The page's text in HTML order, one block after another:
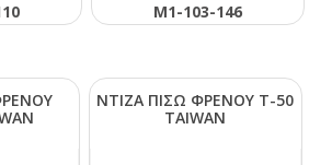
Μ1-103-146
ΝΤΙΖΑ ΠΙΣΩ ΦΡΕΝΟΥ Τ-50
ΤΑΙWΑΝ